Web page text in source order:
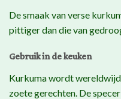
De smaak van verse
pittiger dan die van
Gebruik in de keuken
Kurkuma wordt
zoete gerechten. De